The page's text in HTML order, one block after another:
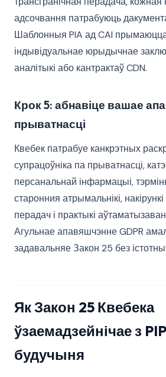
адсочвання патрабуюць
Шаблонныя PIA ад CAI
індывідуальнае юрыдычнае
аналітыкі або кантрактаў CDN.
Крок 5: абнавіце вашае
прыватнасці
Квебек патрабуе канкрэтных
супрацоўніка па прыватнасці,
персанальнай інфармацыі,
старонния атрымальнікі,
перадач і практыкі
Агульнае апавяшчэнне GDPR
задавальняе Закон 25 без
Як Закон 25 Квебека
ўзаемадзейнічае з
будучыня